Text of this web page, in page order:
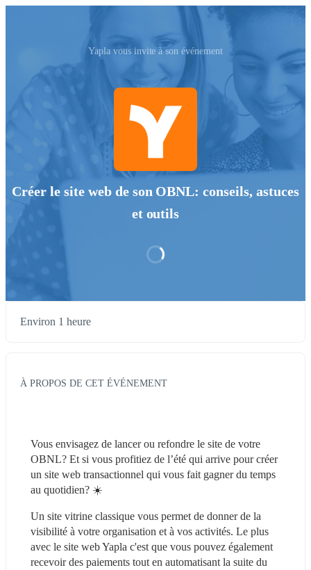
Yapla vous invite à son événement
Créer le site web de son OBNL: conseils, astuces
et outils
Environ 1 heure
À PROPOS DE CET ÉVÉNEMENT
Vous envisagez de lancer ou refondre le site de votre
OBNL? Et si vous profitiez de l’été qui arrive pour créer
un site web transactionnel qui vous fait gagner du temps
au quotidien? ☀️
Un site vitrine classique vous permet de donner de la
visibilité à votre organisation et à vos activités. Le plus
avec le site web Yapla c'est que vous pouvez également
recevoir des paiements tout en automatisant la suite du